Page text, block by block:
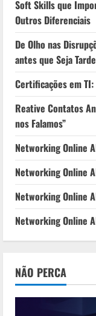
Soft Skills que
Outros Diferenciais
De Olho nas
antes que Seja Tarde
Certificações em
Reative Contatos
nos Falamos”
Networking Online
Networking Online
Networking Online
Networking Online
NÃO PERCA